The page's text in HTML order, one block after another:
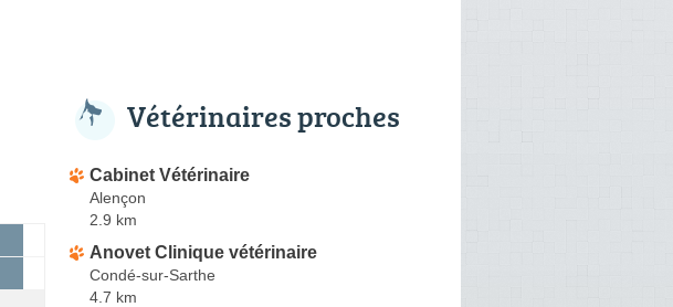
Vétérinaires proches
Cabinet Vétérinaire
Alençon
2.9 km
Anovet Clinique vétérinaire
Condé-sur-Sarthe
4.7 km